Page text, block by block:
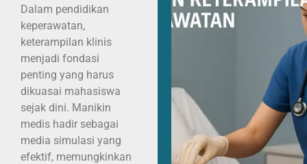
Dalam pendidikan
keperawatan,
keterampilan klinis
menjadi fondasi
penting yang harus
dikuasai mahasiswa
sejak dini. Manikin
medis hadir sebagai
media simulasi yang
efektif, memungkinkan